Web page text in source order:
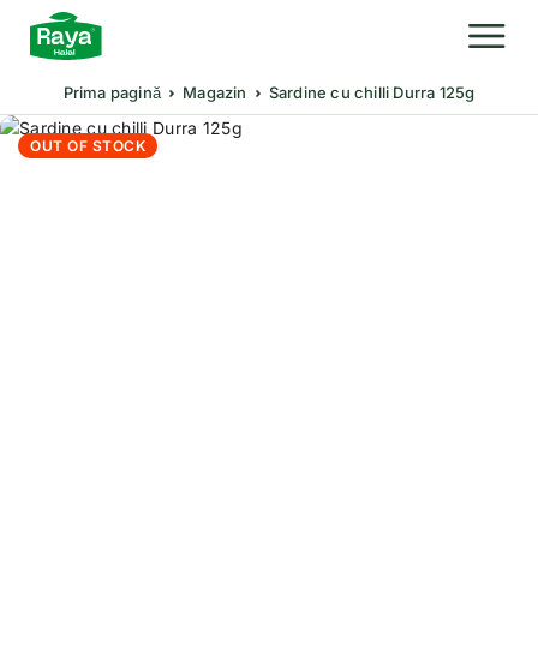
Prima pagină Magazin Sardine cu chilli Durra 125g
OUT OF STOCK